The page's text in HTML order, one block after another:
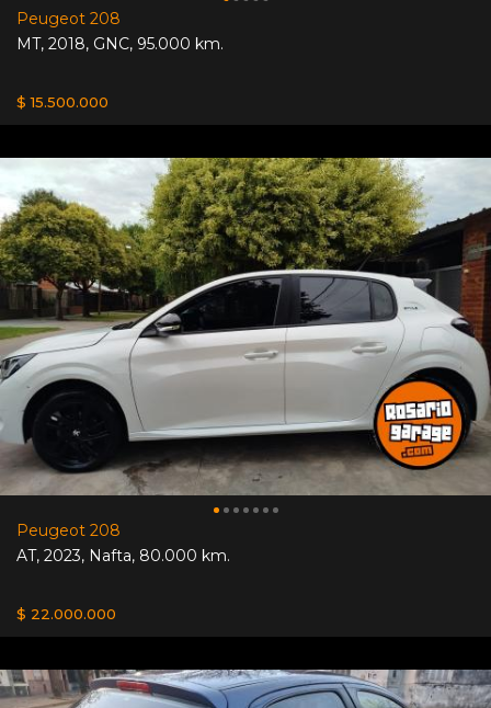
Peugeot 208
MT, 2018, GNC, 95.000 km.
$ 15.500.000
Peugeot 208
AT, 2023, Nafta, 80.000 km.
$ 22.000.000